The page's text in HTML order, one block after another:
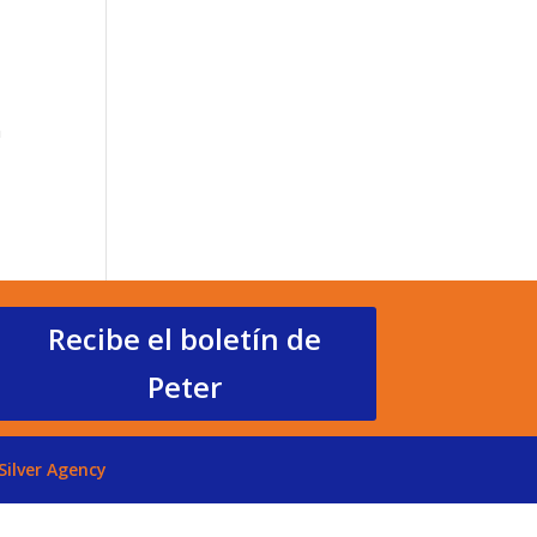
Recibe el boletín de
Peter
Agency